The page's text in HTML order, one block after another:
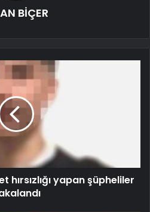
BİÇER
hırsızlığı yapan şüpheliler